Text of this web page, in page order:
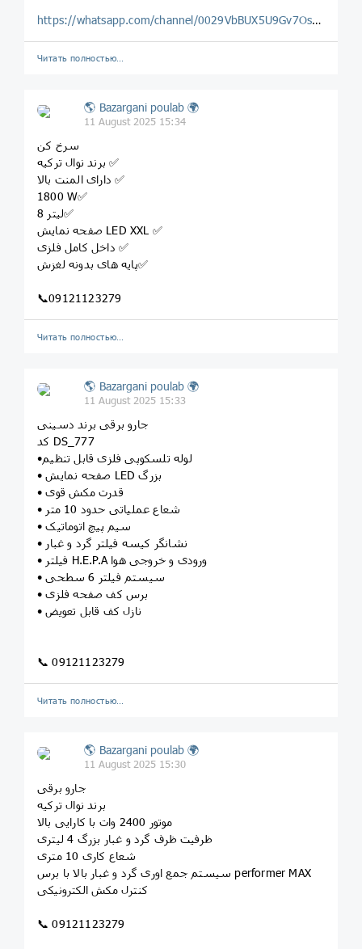
https://whatsapp.com/channel/0029VbBUX5U9Gv7OsLwF2o0H
Читать полностью…
🌎 Bazargani poulab 🌍
11 August 2025 15:34
سرخ کن
برند نوال ترکیه ✅
دارای المنت بالا ✅
1800 W✅
8 لیتر✅
صفحه نمایش LED XXL ✅
داخل کامل فلزی ✅
پایه های بدونه لغزش✅
📞09121123279
Читать полностью…
🌎 Bazargani poulab 🌍
11 August 2025 15:33
جارو برقی برند دسینی
کد DS_777
•لوله تلسکوپی فلزی قابل تنظیم
• صفحه نمایش LED بزرگ
• قدرت مکش قوی
• شعاع عملیاتی حدود 10 متر
• سیم پیچ اتوماتیک
• نشانگر کیسه فیلتر گرد و غبار
• فیلتر H.E.P.A ورودی و خروجی هوا
• سیستم فیلتر 6 سطحی
• برس کف صفحه فلزی
• نازل کف قابل تعویض
📞 09121123279
Читать полностью…
🌎 Bazargani poulab 🌍
11 August 2025 15:30
جارو برقی
برند نوال ترکیه
موتور 2400 وات با کارایی بالا
ظرفیت ظرف گرد و غبار بزرگ 4 لیتری
شعاع کاری 10 متری
سیستم جمع اوری گرد و غبار بالا با برس performer MAX
کنترل مکش الکترونیکی
📞 09121123279